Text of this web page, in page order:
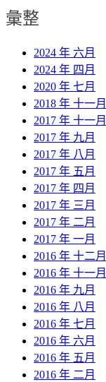
彙整
2024 年 六月
2024 年 四月
2020 年 七月
2018 年 十一月
2017 年 十一月
2017 年 九月
2017 年 八月
2017 年 五月
2017 年 四月
2017 年 三月
2017 年 二月
2017 年 一月
2016 年 十二月
2016 年 十一月
2016 年 九月
2016 年 八月
2016 年 七月
2016 年 六月
2016 年 五月
2016 年 二月